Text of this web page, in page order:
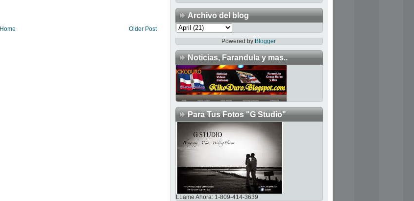
Older Post
Home
Archivo del blog
Powered by Blogger.
Noticias, Farandula y mas..
Para Tus Fotos "G Studio"
LLame Ahora: 1-809-414-3639